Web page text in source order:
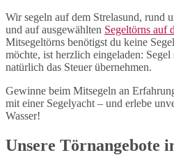
Wir segeln auf dem Strelasund, rund
und auf ausgewählten Segeltörns auf
Mitsegeltörns benötigst du keine
möchte, ist herzlich eingeladen:
natürlich das Steuer übernehmen.
Gewinne beim Mitsegeln an
mit einer Segelyacht – und erlebe
Wasser!
Unsere Törnangebote